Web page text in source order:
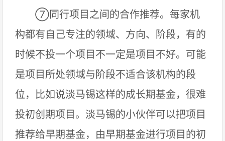
⑦同行项目之间的合作推荐。每家机
构都有自己专注的领域、方向、阶段，有的
时候不投一个项目不一定是项目不好。可能
是项目所处领域与阶段不适合该机构的段
位，比如说淡马锡这样的成长期基金，很难
投初创期项目。淡马锡的小伙伴可以把项目
推荐给早期基金，由早期基金进行项目的初